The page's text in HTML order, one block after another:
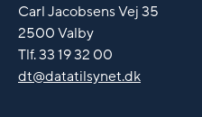
Carl Jacobsens Vej 35
2500 Valby
Tlf. 33 19 32 00
dt@datatilsynet.dk